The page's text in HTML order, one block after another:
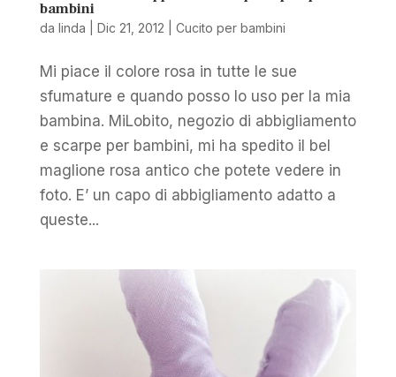
bambini
da linda Dic 21, 2012 Cucito per bambini
Mi piace il colore rosa in tutte le sue
sfumature e quando posso lo uso per la mia
bambina. MiLobito, negozio di abbigliamento
e scarpe per bambini, mi ha spedito il bel
maglione rosa antico che potete vedere in
foto. E’ un capo di abbigliamento adatto a
queste...